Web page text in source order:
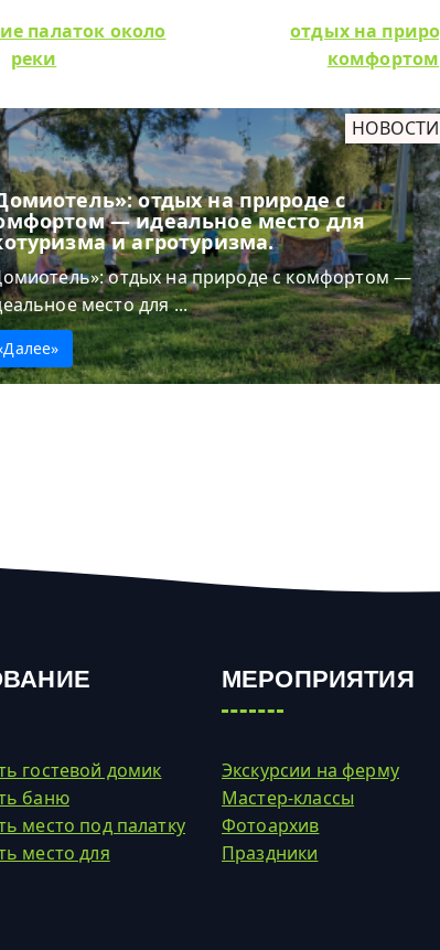
палаток около
реки
отдых на
комфортом
НОВОСТИ
отдых на природе с
— идеальное место для
и агротуризма.
отдых на природе с комфортом —
место для ...
гостевой домик
баню
место под палатку
место для
МЕРОПРИЯТИЯ
Экскурсии на ферму
Мастер-классы
Фотоархив
Праздники